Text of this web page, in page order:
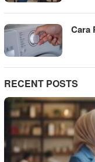
Cara
RECENT POSTS